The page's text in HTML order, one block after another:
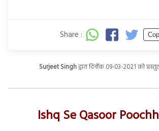
Share :
Surjeet Singhद्वारा दिनाँक 09-03-2021 को
Ishq Se Qasoor